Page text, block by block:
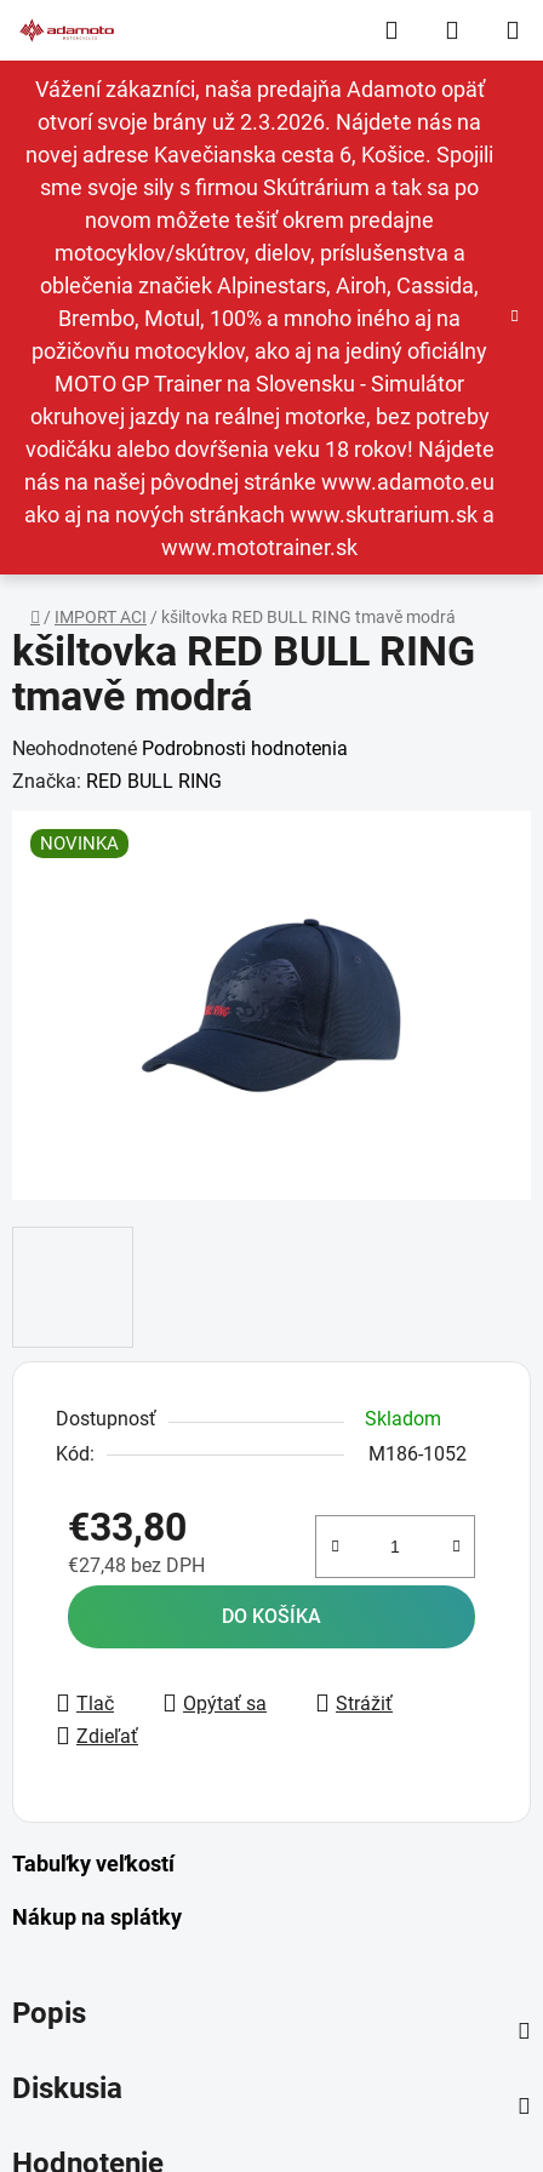
na
obsah
Vážení zákazníci, naša predajňa Adamoto opäť
otvorí svoje brány už 2.3.2026. Nájdete nás na
novej adrese Kavečianska cesta 6, Košice. Spojili
sme svoje sily s firmou Skútrárium a tak sa po
novom môžete tešiť okrem predajne
motocyklov/skútrov, dielov, príslušenstva a
oblečenia značiek Alpinestars, Airoh, Cassida,
Brembo, Motul, 100% a mnoho iného aj na
požičovňu motocyklov, ako aj na jediný oficiálny
MOTO GP Trainer na Slovensku - Simulátor
okruhovej jazdy na reálnej motorke, bez potreby
vodičáku alebo dovŕšenia veku 18 rokov! Nájdete
nás na našej pôvodnej stránke www.adamoto.eu
ako aj na nových stránkach www.skutrarium.sk a
www.mototrainer.sk
Hľadať
KOŠÍK
Domov
/ IMPORT ACI / kšiltovka RED BULL RING tmavě modrá
Dostupnosť
Skladom
Kód:
M186-1052
€33,80
€27,48 bez DPH
Jednotková cena:
DO KOŠÍKA
Tlač Opýtať sa
Strážiť
Zdieľať
kšiltovka RED BULL RING
tmavě modrá
Priemerné
hodnotenie
Neohodnotené Podrobnosti hodnotenia
Značka: RED BULL RING
NOVINKA
Tabuľky veľkostí
Nákup na splátky
Popis
Diskusia
Hodnotenie